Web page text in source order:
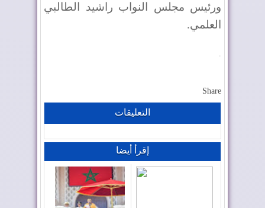
ورئيس مجلس النواب راشيد الطالبي
العلمي.
.
Share
التعليقات
إقرأ أيضا